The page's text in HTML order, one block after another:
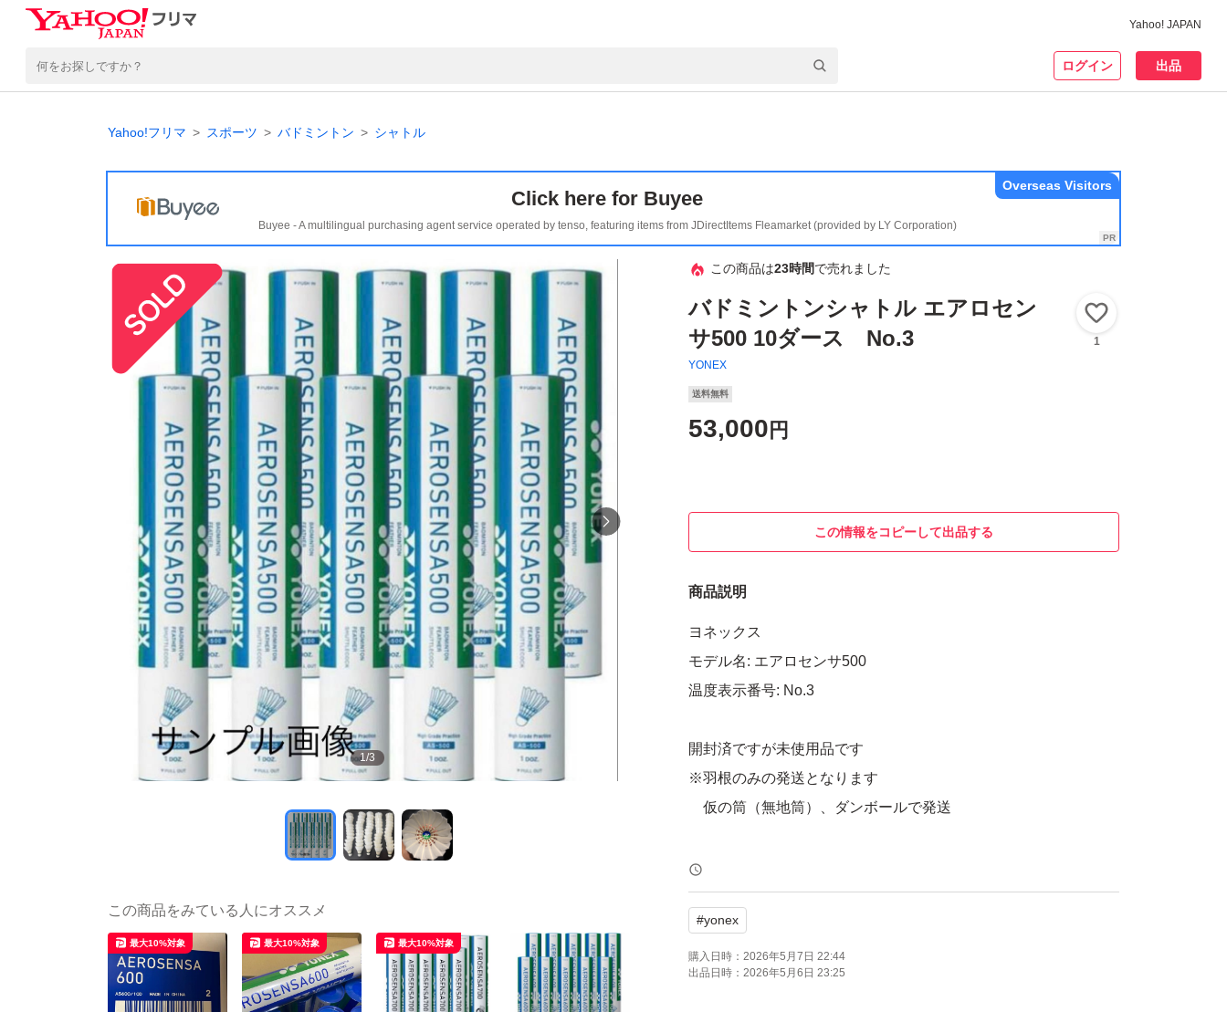
Yahoo! JAPAN
ログイン 出品
Yahoo!フリマ スポーツ バドミントン シャトル
Click here for Buyee
Buyee - A multilingual purchasing agent service operated by tenso, featuring items from JDirectItems Fleamarket (provided by LY Corporation)
Overseas Visitors
1/3
この商品は23時間で売れました
バドミントンシャトル エアロセン
サ500 10ダース No.3
YONEX
1
送料無料
53,000 円
この情報をコピーして出品する
商品説明
ヨネックス
モデル名: エアロセンサ500
温度表示番号: No.3
開封済ですが未使用品です
※羽根のみの発送となります
仮の筒（無地筒）、ダンボールで発送
発送後のキャンセルは行いません。
購入前に質問等してください。
是非ご購入ください！
#yonex
購入日時： 2026年5月7日 22:44
出品日時： 2026年5月6日 23:25
この商品をみている人にオススメ
最大10%対象 最大10%対象 最大10%対象